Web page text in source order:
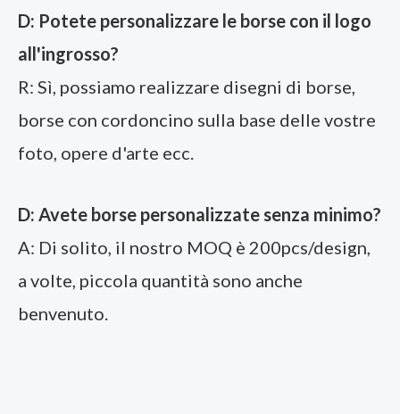
D: Potete personalizzare le borse con il logo
all'ingrosso?
R: Sì, possiamo realizzare disegni di borse,
borse con cordoncino sulla base delle vostre
foto, opere d'arte ecc.
D: Avete borse personalizzate senza minimo?
A: Di solito, il nostro MOQ è 200pcs/design,
a volte, piccola quantità sono anche
benvenuto.